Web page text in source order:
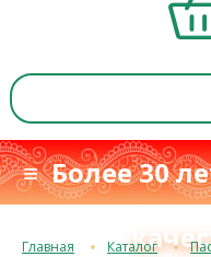
≡ Более 30
Главная Каталог